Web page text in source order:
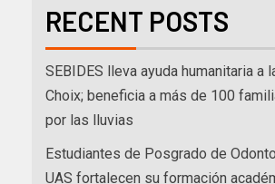
RECENT POSTS
SEBIDES lleva ayuda humanitaria a
Choix; beneficia a más de 100
por las lluvias
Estudiantes de Posgrado de
UAS fortalecen su formación